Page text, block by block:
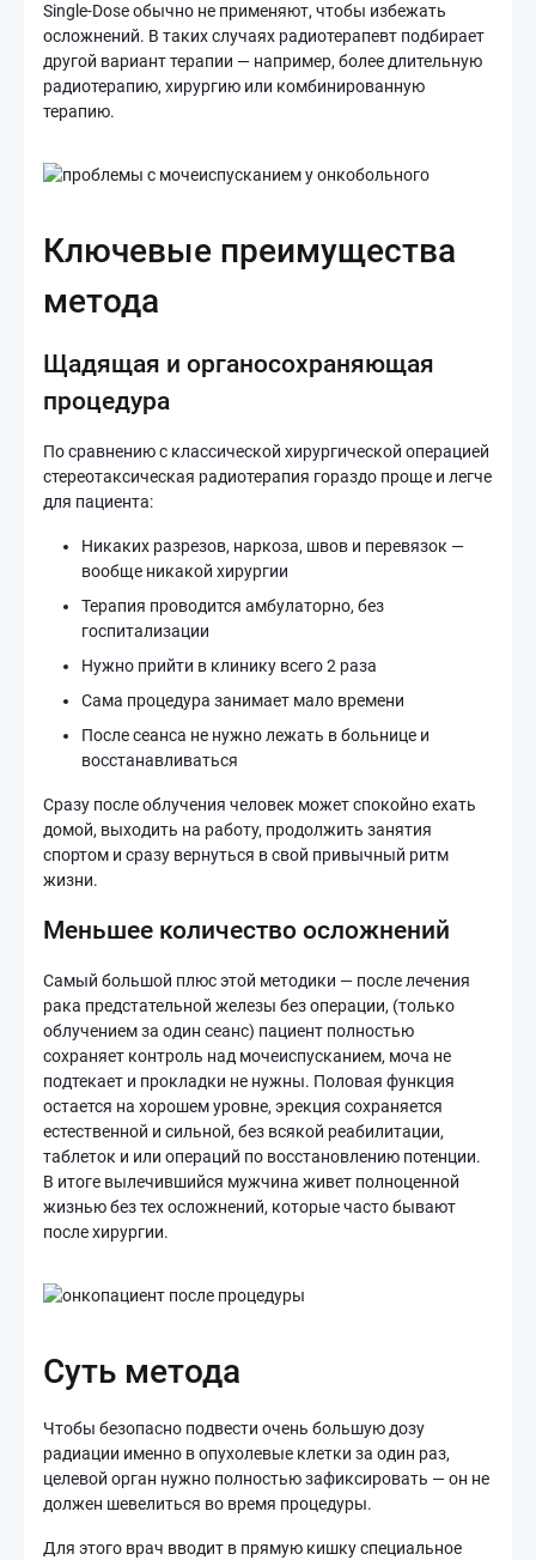
Single-Dose обычно не применяют, чтобы избежать
осложнений. В таких случаях радиотерапевт подбирает
другой вариант терапии — например, более длительную
радиотерапию, хирургию или комбинированную
терапию.
Ключевые преимущества
метода
Щадящая и органосохраняющая
процедура
По сравнению с классической хирургической операцией
стереотаксическая радиотерапия гораздо проще и легче
для пациента:
Никаких разрезов, наркоза, швов и перевязок —
вообще никакой хирургии
Терапия проводится амбулаторно, без
госпитализации
Нужно прийти в клинику всего 2 раза
Сама процедура занимает мало времени
После сеанса не нужно лежать в больнице и
восстанавливаться
Сразу после облучения человек может спокойно ехать
домой, выходить на работу, продолжить занятия
спортом и сразу вернуться в свой привычный ритм
жизни.
Меньшее количество осложнений
Самый большой плюс этой методики — после лечения
рака предстательной железы без операции, (только
облучением за один сеанс) пациент полностью
сохраняет контроль над мочеиспусканием, моча не
подтекает и прокладки не нужны. Половая функция
остается на хорошем уровне, эрекция сохраняется
естественной и сильной, без всякой реабилитации,
таблеток и или операций по восстановлению потенции.
В итоге вылечившийся мужчина живет полноценной
жизнью без тех осложнений, которые часто бывают
после хирургии.
Суть метода
Чтобы безопасно подвести очень большую дозу
радиации именно в опухолевые клетки за один раз,
целевой орган нужно полностью зафиксировать — он не
должен шевелиться во время процедуры.
Для этого врач вводит в прямую кишку специальное